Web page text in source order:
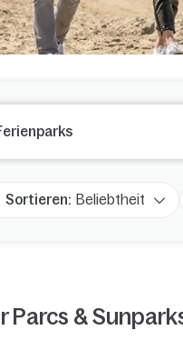
Sortieren: Beliebtheit
Parcs &